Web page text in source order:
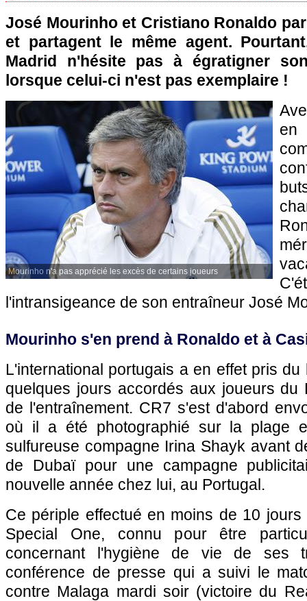
José Mourinho et Cristiano Ronaldo
et partagent le même agent.
Madrid n'hésite pas à égratigner
lorsque celui-ci n'est pas exemplaire !
Mourinho n'a pas apprécié les excès de certains joueurs
en
l'intransigeance de son entraîneur José
Mourinho s'en prend à Ronaldo et à
L'international portugais a en effet pris
quelques jours accordés aux joueurs du
de l'entraînement. CR7 s'est d'abord
où il a été photographié sur la plage
sulfureuse compagne Irina Shayk avant
de Dubaï pour une campagne
nouvelle année chez lui, au Portugal.
Ce périple effectué en moins de 10
Special One, connu pour être
concernant l'hygiène de vie de ses
conférence de presse qui a suivi le
contre Malaga mardi soir (victoire du